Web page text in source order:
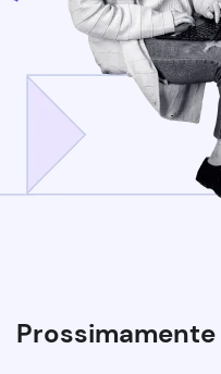
Prossimamente